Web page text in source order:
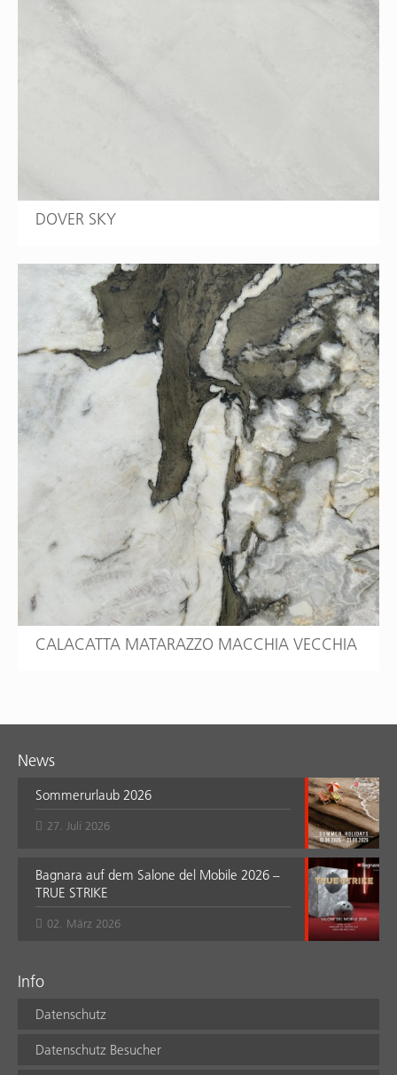
DOVER SKY
CALACATTA MATARAZZO MACCHIA VECCHIA
News
Sommerurlaub 2026
27. Juli 2026
Bagnara auf dem Salone del Mobile 2026 –
TRUE STRIKE
02. März 2026
Info
Datenschutz
Datenschutz Besucher